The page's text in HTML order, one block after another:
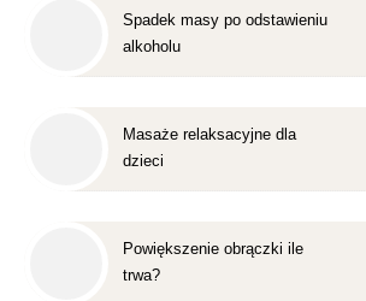
Spadek masy po odstawieniu
alkoholu
Masaże relaksacyjne dla
dzieci
Powiększenie obrączki ile
trwa?